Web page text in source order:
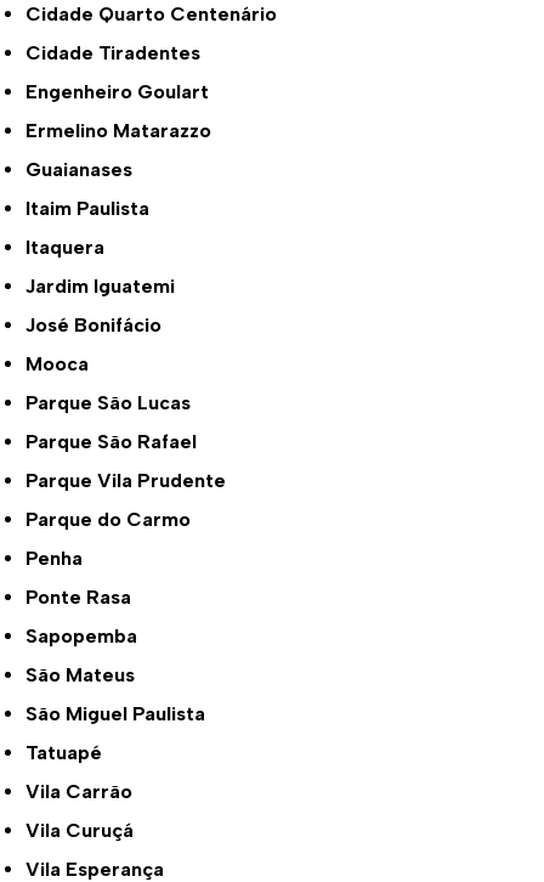
Cidade Quarto Centenário
Cidade Tiradentes
Engenheiro Goulart
Ermelino Matarazzo
Guaianases
Itaim Paulista
Itaquera
Jardim Iguatemi
José Bonifácio
Mooca
Parque São Lucas
Parque São Rafael
Parque Vila Prudente
Parque do Carmo
Penha
Ponte Rasa
Sapopemba
São Mateus
São Miguel Paulista
Tatuapé
Vila Carrão
Vila Curuçá
Vila Esperança